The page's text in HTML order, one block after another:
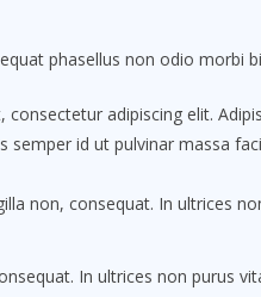
phasellus non odio morbi
adipiscing elit.
semper id ut pulvinar massa
non, consequat. In ultrices
In ultrices non purus